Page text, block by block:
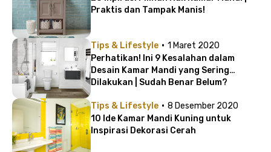
Praktis dan Tampak Manis!
Tips & Lifestyle · 1 Maret 2020
Perhatikan! Ini 9 Kesalahan dalam
Desain Kamar Mandi yang Sering
Dilakukan | Sudah Benar Belum?
Tips & Lifestyle · 8 Desember 2020
10 Ide Kamar Mandi Kuning untuk
Inspirasi Dekorasi Cerah